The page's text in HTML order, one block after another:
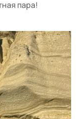
пара!